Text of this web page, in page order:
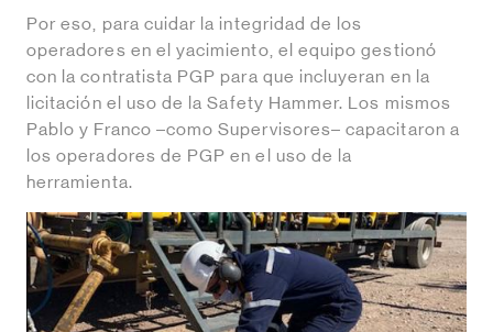
Por eso, para cuidar la integridad de los
operadores en el yacimiento, el equipo gestionó
con la contratista PGP para que incluyeran en la
licitación el uso de la Safety Hammer. Los mismos
Pablo y Franco –como Supervisores– capacitaron a
los operadores de PGP en el uso de la
herramienta.